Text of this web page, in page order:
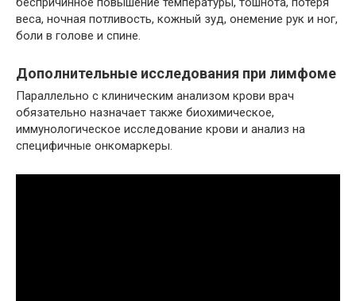
веса, ночная потливость, кожный зуд, онемение рук и ног,
боли в голове и спине.
Дополнительные исследования при лимфоме
Параллельно с клиническим анализом крови врач
обязательно назначает также биохимическое,
иммунологическое исследование крови и анализ на
специфичные онкомаркеры.